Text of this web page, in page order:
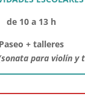
de 10 a 13 h
Paseo + talleres
para violín y